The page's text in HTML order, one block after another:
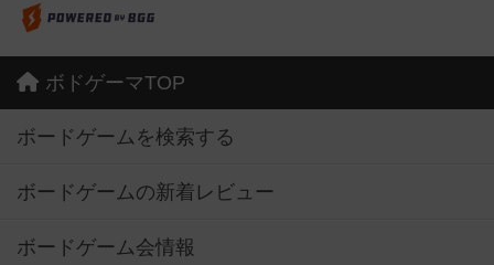
ボドゲーマTOP
ボードゲームを検索する
ボードゲームの新着レビュー
ボードゲーム会情報